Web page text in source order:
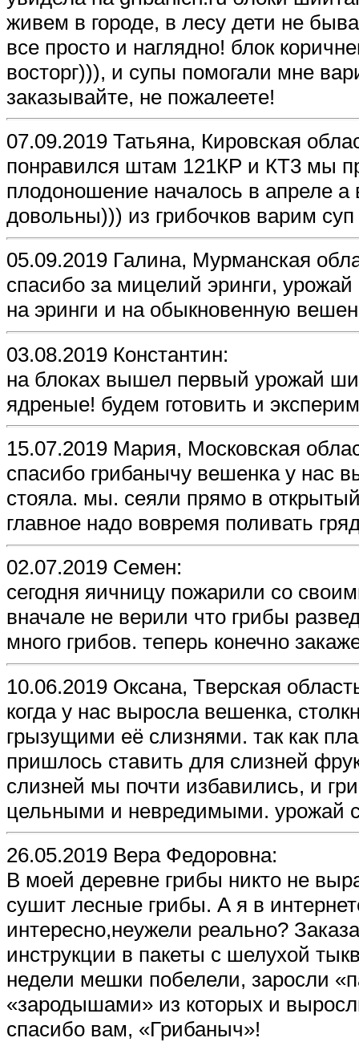
живем в городе, в лесу дети не
все просто и наглядно! блок
восторг))), и супы помогали мне
заказывайте, не пожалеете!
07.09.2019 Татьяна, Кировская
понравился штам 121КP и КТ3 мы
плодоношение началось в апреле
довольны))) из грибочков варим суп
05.09.2019 Галина, Мурманская
спасибо за мицелий эринги,
на эринги и на обыкновенную
03.08.2019 Константин:
на блоках вышел первый урожай
ядреные! будем готовить и
15.07.2019 Мария, Московская
спасибо грибанычу вешенка у нас
стояла. мы. сеяли прямо в
главное надо вовремя поливать
02.07.2019 Семен:
сегодня яичницу пожарили со
вначале не верили что грибы
много грибов. теперь конечно
10.06.2019 Оксана, Тверская
когда у нас выросла вешенка,
грызущими её слизнями. так как
пришлось ставить для слизней
слизней мы почти избавились, и
цельными и невредимыми. урожай
26.05.2019 Вера Федоровна:
В моей деревне грибы никто не
сушит лесные грибы. А я в
интересно,неужели реально?
инструкции в пакеты с шелухой
недели мешки побелели, заросли
«зародышами» из которых и
спасибо вам, «Грибаныч»!